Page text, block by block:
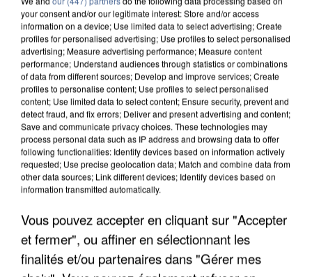
UN SECOND CADRE DE LA DZ MAFIA
INTERPELLÉ EN ALGÉRIE
your consent and/or our legitimate interest: Store and/or access
information on a device; Use limited data to select advertising; Create
profiles for personalised advertising; Use profiles to select personalised
advertising; Measure advertising performance; Measure content
performance; Understand audiences through statistics or combinations
of data from different sources; Develop and improve services; Create
profiles to personalise content; Use profiles to select personalised
content; Use limited data to select content; Ensure security, prevent and
detect fraud, and fix errors; Deliver and present advertising and content;
Save and communicate privacy choices. These technologies may
process personal data such as IP address and browsing data to offer
following functionalities: Identify devices based on information actively
requested; Use precise geolocation data; Match and combine data from
other data sources; Link different devices; Identify devices based on
information transmitted automatically.
Vous pouvez accepter en cliquant sur "Accepter
et fermer", ou affiner en sélectionnant les
finalités et/ou partenaires dans "Gérer mes